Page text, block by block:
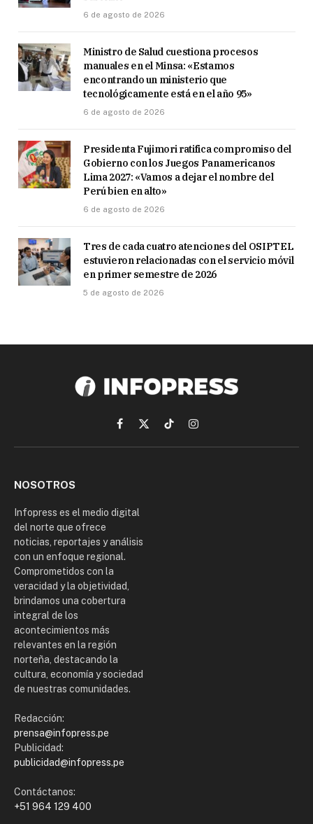
6 de agosto de 2026
Ministro de Salud cuestiona procesos
manuales en el Minsa: «Estamos
encontrando un ministerio que
tecnológicamente está en el año 95»
6 de agosto de 2026
Presidenta Fujimori ratifica compromiso del
Gobierno con los Juegos Panamericanos
Lima 2027: «Vamos a dejar el nombre del
Perú bien en alto»
6 de agosto de 2026
Tres de cada cuatro atenciones del OSIPTEL
estuvieron relacionadas con el servicio móvil
en primer semestre de 2026
5 de agosto de 2026
Facebook
X
(Twitter)
TikTokInstagram
NOSOTROS
Infopress es el medio digital
del norte que ofrece
noticias, reportajes y análisis
con un enfoque regional.
Comprometidos con la
veracidad y la objetividad,
brindamos una cobertura
integral de los
acontecimientos más
relevantes en la región
norteña, destacando la
cultura, economía y sociedad
de nuestras comunidades.
Redacción:
prensa@infopress.pe
Publicidad:
publicidad@infopress.pe
Contáctanos:
+51 964 129 400